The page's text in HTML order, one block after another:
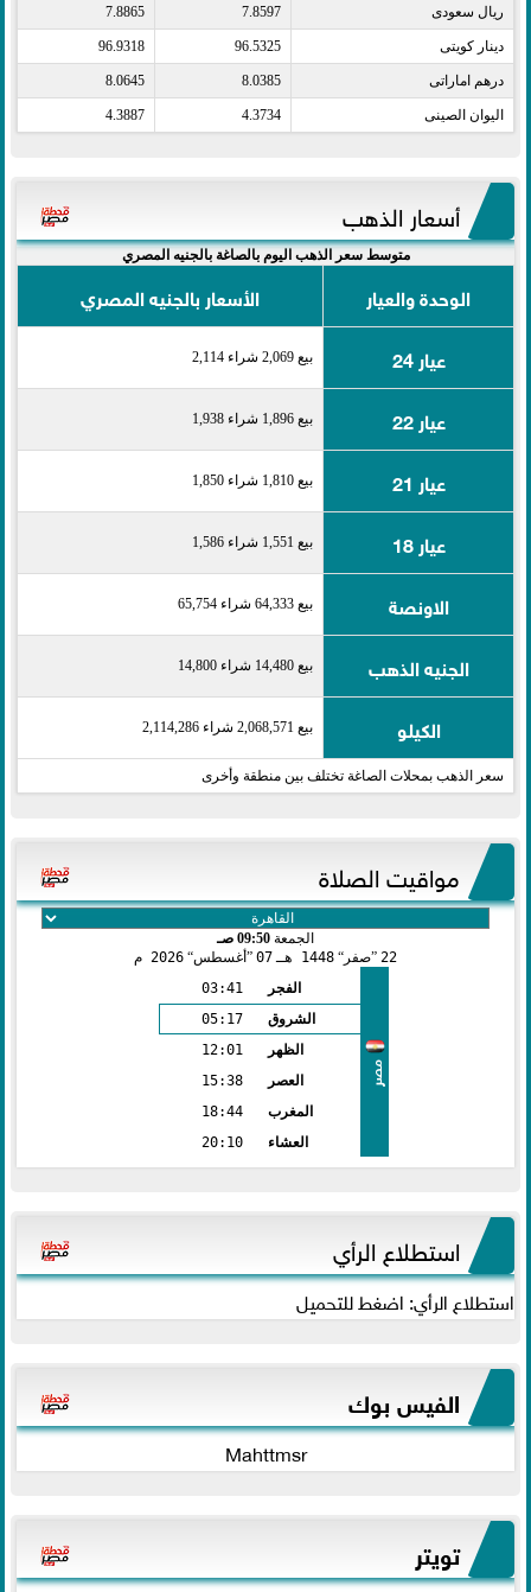
ريال سعودى​ 7.8597
7.8865
دينار كويتى​ 96.5325
96.9318
درهم اماراتى​ 8.0385
8.0645
اليوان الصينى​ 4.3734
4.3887
أسعار الذهب
متوسط سعر الذهب اليوم بالصاغة بالجنيه المصري
الوحدة والعيار
الأسعار بالجنيه المصري
عيار 24
بيع 2,069 شراء 2,114
عيار 22 بيع 1,896 شراء 1,938
عيار 21 بيع 1,810 شراء 1,850
عيار 18 بيع 1,551 شراء 1,586
الاونصة بيع 64,333 شراء 65,754
الجنيه الذهب بيع 14,480 شراء 14,800
الكيلو بيع 2,068,571 شراء 2,114,286
سعر الذهب بمحلات الصاغة تختلف بين منطقة وأخرى
مواقيت الصلاة
الجمعة 09:50 صـ
22
صفر 1448 هـ 07 أغسطس 2026 م
مصر
الفجر
03:41
الشروق
05:17
الظهر
12:01
العصر
15:38
المغرب
18:44
العشاء
20:10
استطلاع الرأي
استطلاع الرأي: اضغط للتحميل
الفيس بوك
Mahttmsr
تويتر